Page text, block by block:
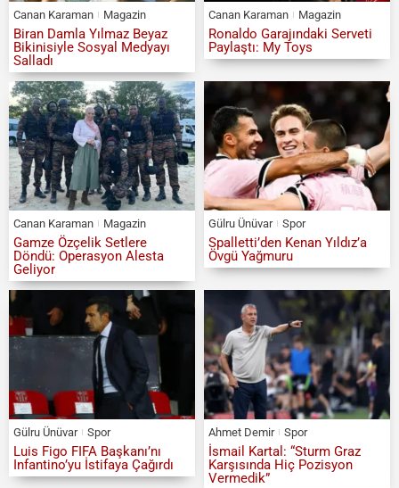
Canan Karaman Magazin
Biran Damla Yılmaz Beyaz
Bikinisiyle Sosyal Medyayı
Salladı
Canan Karaman Magazin
Ronaldo Garajındaki Serveti
Paylaştı: My Toys
Canan Karaman Magazin
Gamze Özçelik Setlere
Döndü: Operasyon Alesta
Geliyor
Gülru Ünüvar Spor
Spalletti’den Kenan Yıldız’a
Övgü Yağmuru
Gülru Ünüvar Spor
Luis Figo FIFA Başkanı’nı
Infantino’yu İstifaya Çağırdı
Ahmet Demir Spor
İsmail Kartal: “Sturm Graz
Karşısında Hiç Pozisyon
Vermedik”